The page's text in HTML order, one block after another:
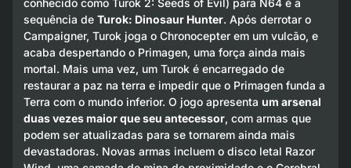
sequência de Turok: Dinosaur Hunter. Após derrotar o
Campaigner, Turok joga o Chronocepter em um vulcão, e
acaba despertando o Primagen, uma força ainda mais
mortal. Mais uma vez, um Turok é encarregado de
restaurar a paz na terra e impedir que o Primagen funda a
Terra com o mundo inferior. O jogo apresenta um arsenal
duas vezes maior que seu antecessor, com armas que
podem ser atualizadas para se tornarem ainda mais
devastadoras. Novas armas incluem o disco letal Razor